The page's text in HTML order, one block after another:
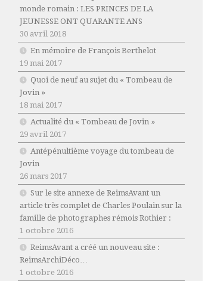
monde romain : LES PRINCES DE LA
JEUNESSE ONT QUARANTE ANS
30 avril 2018
En mémoire de François Berthelot
19 mai 2017
Quoi de neuf au sujet du « Tombeau de
Jovin »
18 mai 2017
Actualité du « Tombeau de Jovin »
29 avril 2017
Antépénultième voyage du tombeau de
Jovin
26 mars 2017
Sur le site annexe de ReimsAvant un
article très complet de Charles Poulain sur la
famille de photographes rémois Rothier :
1 octobre 2016
ReimsAvant a créé un nouveau site :
ReimsArchiDéco…
1 octobre 2016